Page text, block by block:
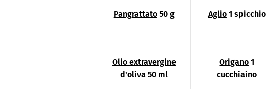
Pangrattato 50 g Aglio 1 spicchio
Olio extravergine
d'oliva 50 ml
Origano 1
cucchiaino